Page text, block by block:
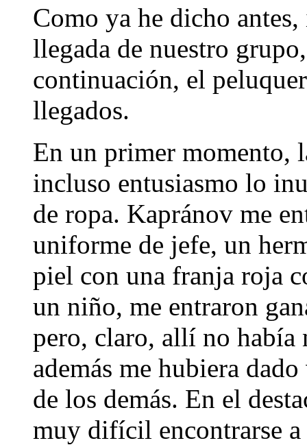
Como ya he dicho
llegada de nuestro
continuación, el
llegados.
En un primer momento,
incluso entusiasmo lo
de ropa. Kapránov me
uniforme de jefe, un
piel con una franja roja
un niño, me entraron
pero, claro, allí no había
además me hubiera
de los demás. En el
muy difícil encontrarse